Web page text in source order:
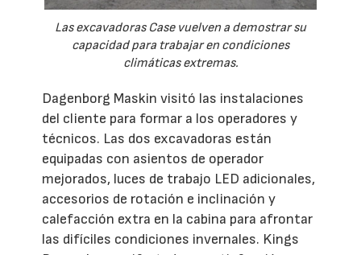
Las excavadoras Case vuelven a demostrar su
capacidad para trabajar en condiciones
climáticas extremas.
Dagenborg Maskin visitó las instalaciones
del cliente para formar a los operadores y
técnicos. Las dos excavadoras están
equipadas con asientos de operador
mejorados, luces de trabajo LED adicionales,
accesorios de rotación e inclinación y
calefacción extra en la cabina para afrontar
las difíciles condiciones invernales. Kings